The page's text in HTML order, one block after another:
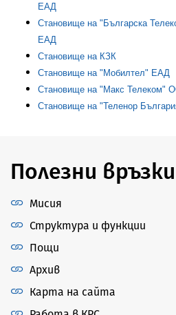
ЕАД
Становище на "Българска
ЕАД
Становище на КЗК
Становище на "Мобилтел" ЕАД
Становище на "Макс Телеком"
Становище на "Теленор
Полезни връзки
Мисия
Структура и функции
Пощи
Архив
Карта на сайта